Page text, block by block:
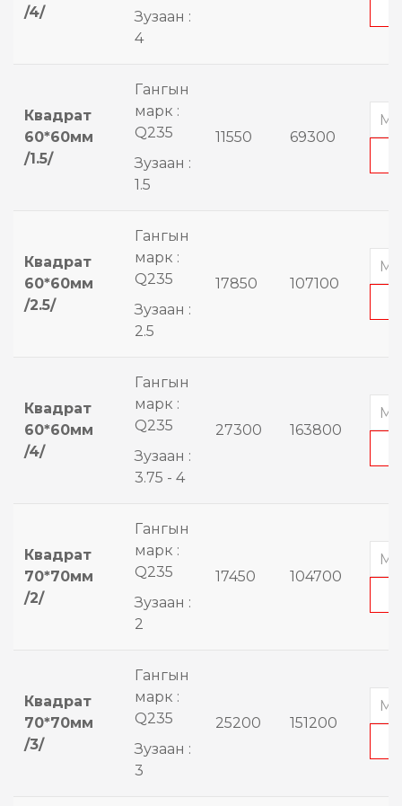
/4/
Зузаан :
4
Квадрат
60*60мм
/1.5/
Гангын
марк :
Q235
Зузаан :
1.5
11550 69300
Квадрат
60*60мм
/2.5/
Гангын
марк :
Q235
Зузаан :
2.5
17850 107100
Квадрат
60*60мм
/4/
Гангын
марк :
Q235
Зузаан :
3.75 - 4
27300 163800
Квадрат
70*70мм
/2/
Гангын
марк :
Q235
Зузаан :
2
17450 104700
Квадрат
70*70мм
/3/
Гангын
марк :
Q235
Зузаан :
3
25200 151200